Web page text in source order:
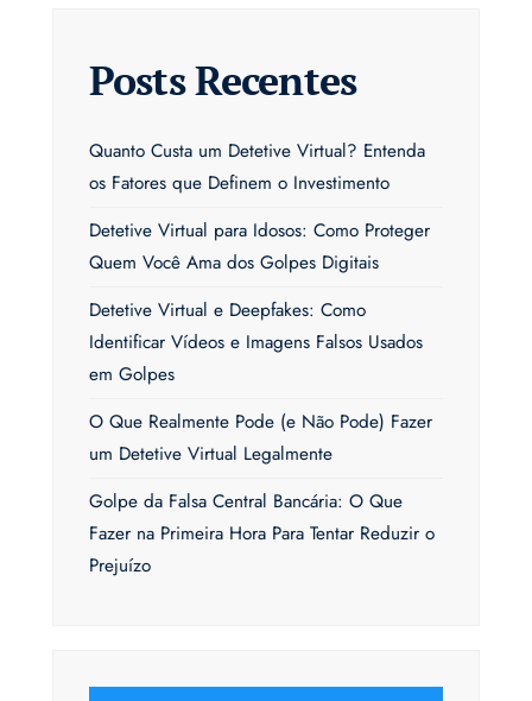
Posts Recentes
Quanto Custa um Detetive Virtual? Entenda
os Fatores que Definem o Investimento
Detetive Virtual para Idosos: Como Proteger
Quem Você Ama dos Golpes Digitais
Detetive Virtual e Deepfakes: Como
Identificar Vídeos e Imagens Falsos Usados
em Golpes
O Que Realmente Pode (e Não Pode) Fazer
um Detetive Virtual Legalmente
Golpe da Falsa Central Bancária: O Que
Fazer na Primeira Hora Para Tentar Reduzir o
Prejuízo